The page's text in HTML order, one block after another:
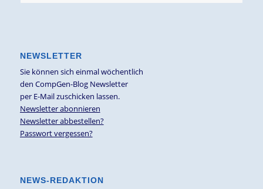
NEWSLETTER
Sie können sich einmal wöchentlich
den CompGen-Blog Newsletter
per E-Mail zuschicken lassen.
Newsletter abonnieren
Newsletter abbestellen?
Passwort vergessen?
NEWS-REDAKTION